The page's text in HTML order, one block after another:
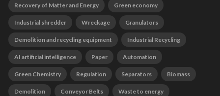
Recovery of Matter and Energy Green economy
Industrial shredder Wreckage Granulators
Demolition and recycling equipment Industrial Recycling
AI artificial intelligence Paper Automation
Green Chemistry Regulation Separators Biomass
Demolition Conveyor Belts Waste to energy